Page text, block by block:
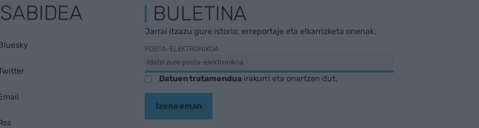
BULETINA
Jarrai itzazu gure istorio, erreportaje eta elkarrizketa onenak.
POSTA-ELEKTRONIKOA
Datuen tratamenduairakurri eta onartzen dut.
Izena eman